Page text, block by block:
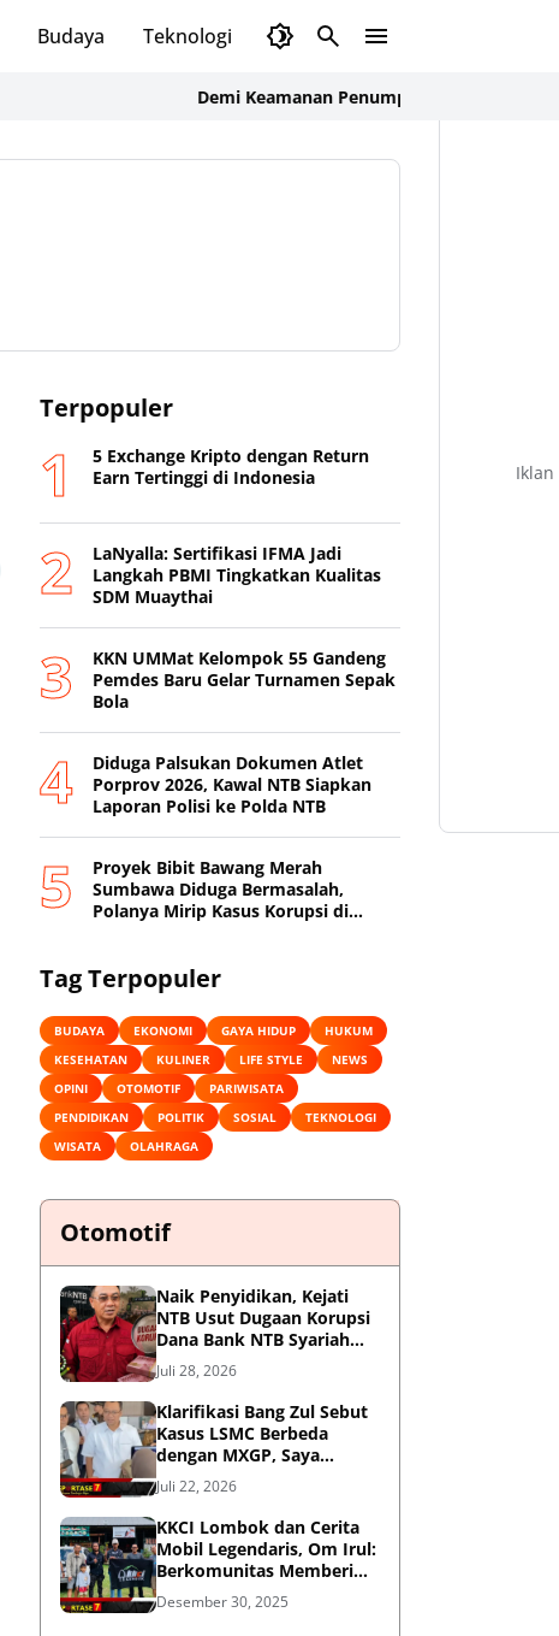
Budaya Teknologi Olahraga
Demi Keamanan Penumpang, ASDP Terapkan
Terpopuler
5 Exchange Kripto dengan Return
Earn Tertinggi di Indonesia
LaNyalla: Sertifikasi IFMA Jadi
Langkah PBMI Tingkatkan Kualitas
SDM Muaythai
KKN UMMat Kelompok 55 Gandeng
Pemdes Baru Gelar Turnamen Sepak
Bola
Diduga Palsukan Dokumen Atlet
Porprov 2026, Kawal NTB Siapkan
Laporan Polisi ke Polda NTB
Proyek Bibit Bawang Merah
Sumbawa Diduga Bermasalah,
Polanya Mirip Kasus Korupsi di
Tag Terpopuler
BUDAYA EKONOMI GAYA HIDUP
HUKUM
KESEHATAN
KULINER LIFE STYLE
NEWS
OPINI
OTOMOTIF
PARIWISATA
PENDIDIKAN
POLITIK SOSIAL
TEKNOLOGI
WISATA
OLAHRAGA
Otomotif
Naik Penyidikan, Kejati
NTB Usut Dugaan Korupsi
Dana Bank NTB Syariah
untuk MXGP 2023
Juli 28, 2026
Klarifikasi Bang Zul Sebut
Kasus LSMC Berbeda
dengan MXGP, Saya
Dipanggil Sebagai Saksi
Juli 22, 2026
KKCI Lombok dan Cerita
Mobil Legendaris, Om Irul:
Berkomunitas Memberi
Manfaat dan Membangun
Imej Positif
Desember 30, 2025
Iklan